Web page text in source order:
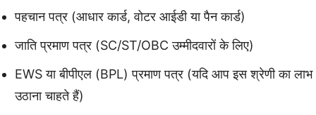
पहचान पत्र (आधार कार्ड, वोटर आईडी या पैन कार्ड)
जाति प्रमाण पत्र (SC/ST/OBC उम्मीदवारों के लिए)
EWS या बीपीएल (BPL) प्रमाण पत्र (यदि आप इस श्रेणी का लाभ
उठाना चाहते हैं)